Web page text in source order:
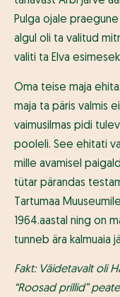
Pulga ojale
algul oli ta valitud
valiti ta Elva
Oma teise maja
maja ta päris valmis
vaimusilmas pidi
pooleli. See ehitati
mille avamisel
tütar pärandas
Tartumaa
1964.aastal ning on
tunneb ära kalmuaia
Fakt: Väidetavalt oli
“Roosad prillid”